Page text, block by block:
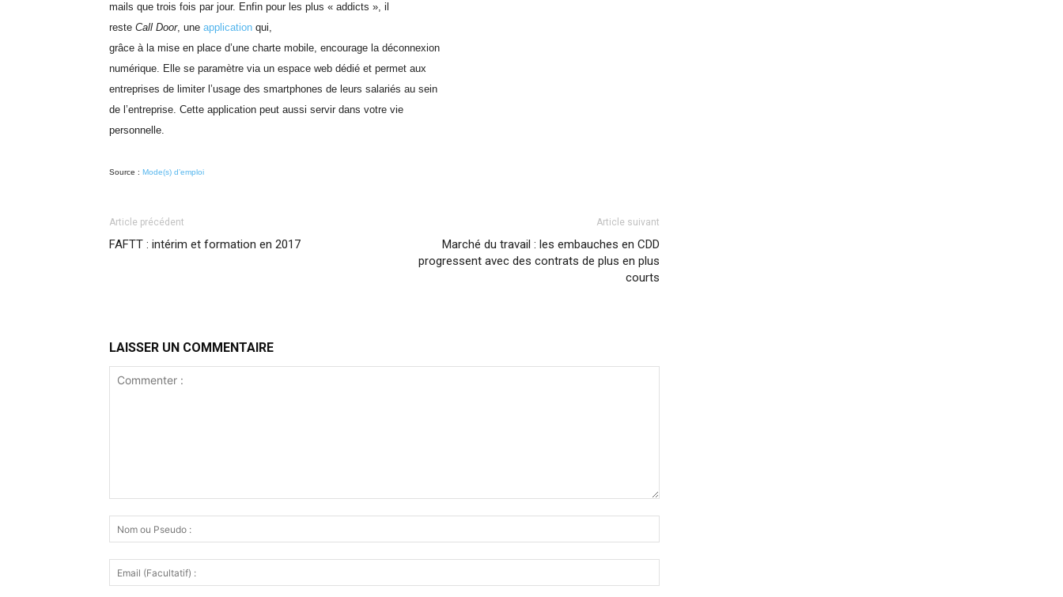
mails que trois fois par jour. Enfin pour les plus « addicts », il
reste Call Door, une application qui,
grâce à la mise en place d’une charte mobile, encourage la déconnexion
numérique. Elle se paramètre via un espace web dédié et permet aux
entreprises de limiter l’usage des smartphones de leurs salariés au sein
de l’entreprise. Cette application peut aussi servir dans votre vie
personnelle.
Source : Mode(s) d’emploi
Article précédent
FAFTT : intérim et formation en 2017
Article suivant
Marché du travail : les embauches en CDD
progressent avec des contrats de plus en plus
courts
LAISSER UN COMMENTAIRE